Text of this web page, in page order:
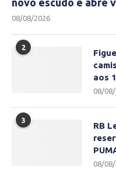
novo escudo e abre
08/08/2026
2
aos
08/
3
RB
08/